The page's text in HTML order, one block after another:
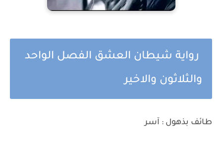
رواية شيطان العشق الفصل الواحد
والثلاثون والاخير
طائف بذهول : آسر